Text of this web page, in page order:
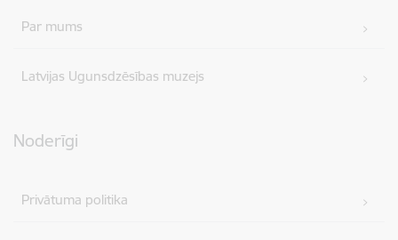
Par mums
Latvijas Ugunsdzēsības muzejs
Noderīgi
Privātuma politika